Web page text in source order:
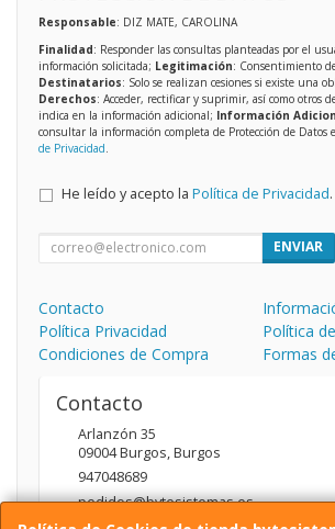
Responsable: DIZ MATE, CAROLINA
Finalidad: Responder las consultas planteadas por el
información solicitada; Legitimación: Consentimiento
Destinatarios: Solo se realizan cesiones si existe una
Derechos: Acceder, rectificar y suprimir, así como otros
indica en la información adicional; Información
consultar la información completa de Protección de Datos
de Privacidad
He leído y acepto la Política de Privacidad.
ENVIAR
Contacto
Política Privacidad
Política
Condiciones de Compra
Formas
Contacto
Arlanzón 35
09004Burgos,Burgos
947048689
pedidos@bytesistemas.es